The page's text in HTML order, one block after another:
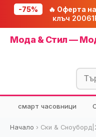
-75% 🔥 Оферта
клъч
Мода & Стил —
смарт часовници
Начало › Ски &